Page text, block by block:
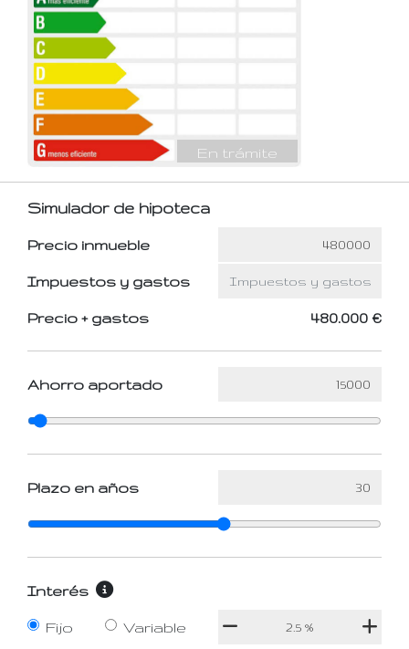
En trámite
Simulador de hipoteca
Precio inmueble
Impuestos y gastos
Precio + gastos 480.000 €
Ahorro aportado
Plazo en años
Interés
Fijo Variable